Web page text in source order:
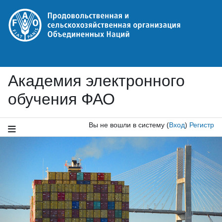
Перейти к основному содержанию
Академия электронного
обучения ФАО
Вы не вошли в систему (Вход) Регистр